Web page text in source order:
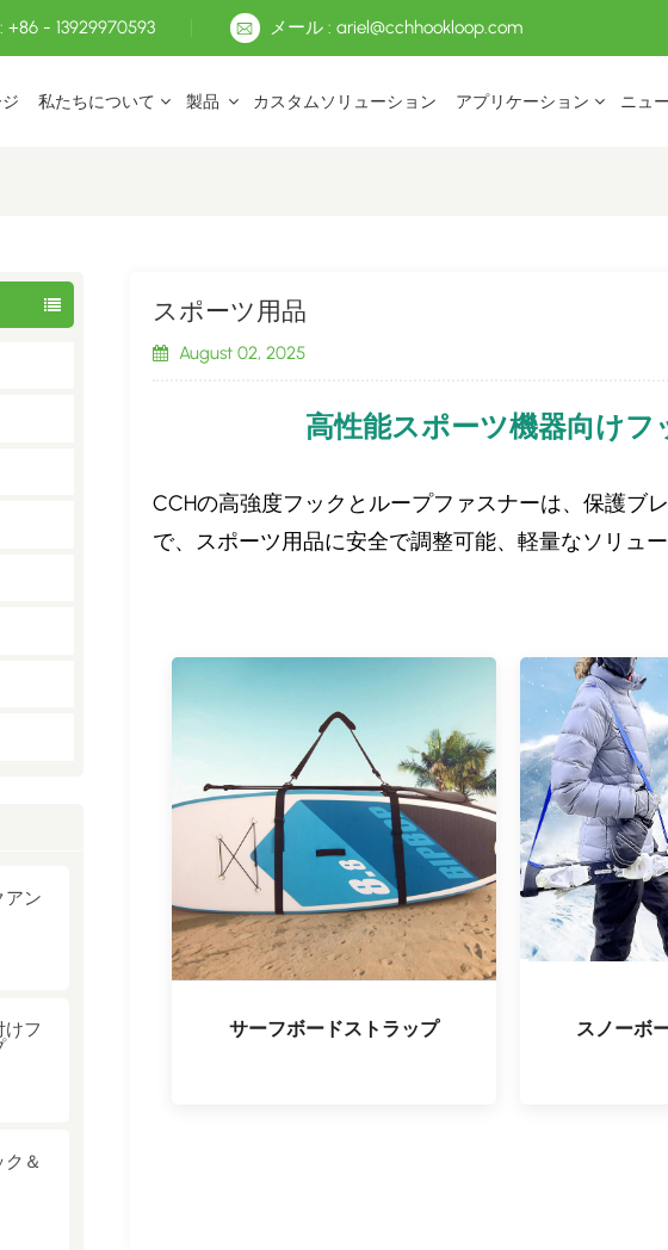
+86 - 13929970593 メール : ariel@cchhookloop.com
私たちについて 製品 カスタムソリューション アプリケーション ニュ
アン
けフ
ク＆
スポーツ用品
August 02, 2025
高性能スポーツ機器向け
CCHの高強度フックとループファスナーは、保護ブ
で、スポーツ用品に安全で調整可能、軽量なソリュ
サーフボードストラップ スノーボ